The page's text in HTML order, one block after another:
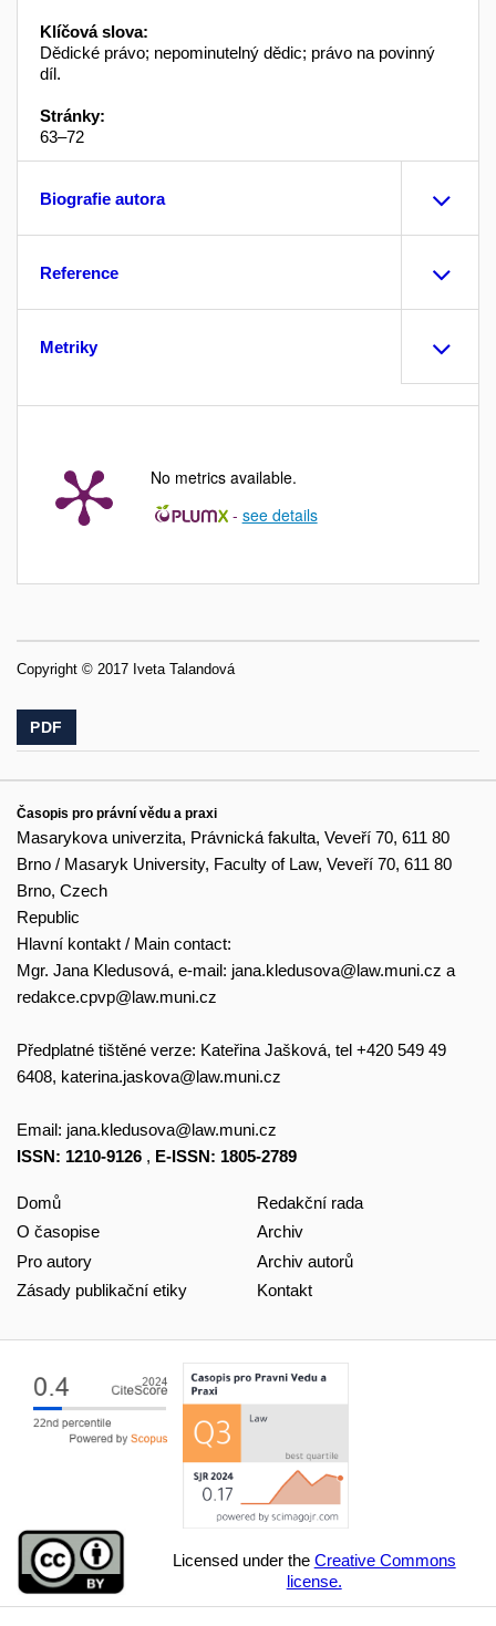
Klíčová slova:
Dědické právo; nepominutelný dědic; právo na povinný
díl.
Stránky:
63–72
Biografie autora
Reference
Metriky
No metrics available.
- see details
Copyright © 2017 Iveta Talandová
PDF
Časopis pro právní vědu a praxi
Masarykova univerzita, Právnická fakulta, Veveří 70, 611 80
Brno / Masaryk University, Faculty of Law, Veveří 70, 611 80
Brno, Czech
Republic
Hlavní kontakt / Main contact:
Mgr. Jana Kledusová, e-mail: jana.kledusova@law.muni.cz a
redakce.cpvp@law.muni.cz
Předplatné tištěné verze: Kateřina Jašková, tel +420 549 49
6408, katerina.jaskova@law.muni.cz
Email: jana.kledusova@law.muni.cz
ISSN: 1210-9126 , E-ISSN: 1805-2789
Domů
O časopise
Pro autory
Zásady publikační etiky
Redakční rada
Archiv
Archiv autorů
Kontakt
Licensed under the Creative Commons
license.